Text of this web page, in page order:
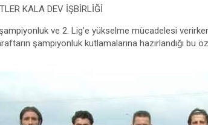
KALA DEV İŞBİRLİĞİ
ve 2. Lig’e yükselme mücadelesi
şampiyonluk kutlamalarına hazırlandığı